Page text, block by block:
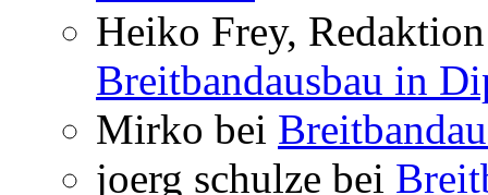
Heiko Frey,
Breitbandausbau in
Mirko bei
joerg schulze bei